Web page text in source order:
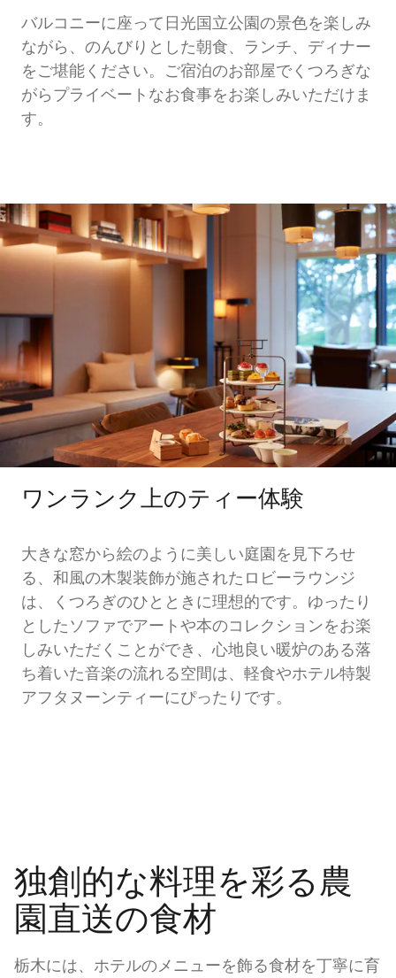
バルコニーに座って日光国立公園の景色を楽しみ
ながら、のんびりとした朝食、ランチ、ディナー
をご堪能ください。ご宿泊のお部屋でくつろぎな
がらプライベートなお食事をお楽しみいただけま
す。
ワンランク上のティー体験
大きな窓から絵のように美しい庭園を見下ろせ
る、和風の木製装飾が施されたロビーラウンジ
は、くつろぎのひとときに理想的です。ゆったり
としたソファでアートや本のコレクションをお楽
しみいただくことができ、心地良い暖炉のある落
ち着いた音楽の流れる空間は、軽食やホテル特製
アフタヌーンティーにぴったりです。
独創的な料理を彩る農
園直送の食材
栃木には、ホテルのメニューを飾る食材を丁寧に育